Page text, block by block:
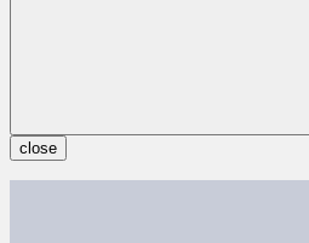
close